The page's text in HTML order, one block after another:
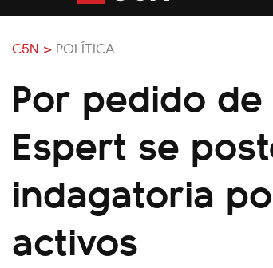
C5N > POLÍTICA
Por pedido
Espert se
indagatoria
activos